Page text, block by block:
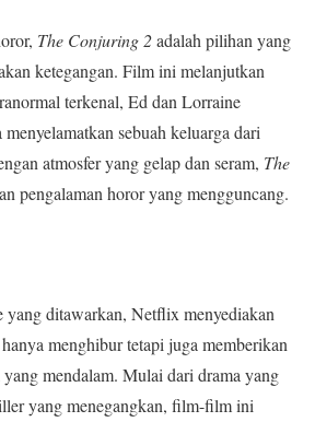
The Conjuring 2adalah pilihan yang
ketegangan. Film ini melanjutkan
terkenal, Ed dan Lorraine
sebuah keluarga dari
atmosfer yang gelap dan seram, The
pengalaman horor yang mengguncang.
yang ditawarkan, Netflix menyediakan
menghibur tetapi juga memberikan
mendalam. Mulai dari drama yang
yang menegangkan, film-film ini